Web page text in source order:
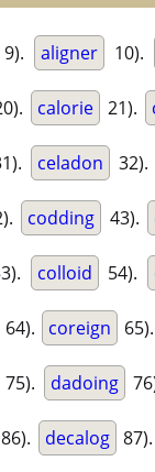
9). aligner 10).
calorie 21).
celadon 32).
codding 43).
colloid 54).
64). coreign 65).
75). dadoing
86). decalog 87).